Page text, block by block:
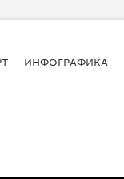
ИНФОГРАФИКА